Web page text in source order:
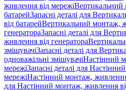
живлення від мережіВертикальний
батарейЗапасні деталі для
від батарейВертикальний монтаж,
генератораЗапасні деталі для
живлення від генератора
змішувачіЗапасні деталі для
одноважільні змішувачіНастінний
мережіЗапасні деталі для
мережіНастінний монтаж,
для Настінний монтаж, живлення